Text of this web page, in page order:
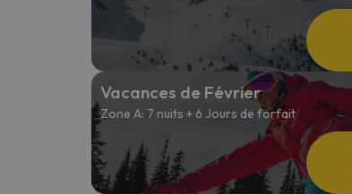
Vacances de Février
Zone A: 7 nuits + 6 Jours de forfait